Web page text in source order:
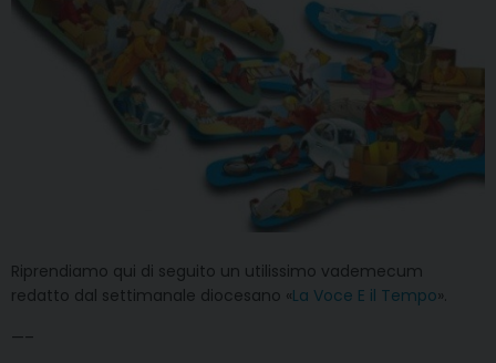
Riprendiamo qui di seguito un utilissimo vademecum
redatto dal settimanale diocesano «La Voce E il Tempo».
—–